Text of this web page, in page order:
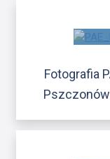
Fotografia